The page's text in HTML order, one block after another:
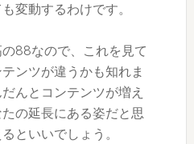
変動するわけです。
88なので、これを見て
ンツが違うかも知れま
んとコンテンツが増え
の延長にある姿だと思
といいでしょう。